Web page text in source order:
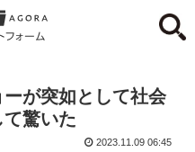
が突如として社会
驚いた
2023.11.09 06:45